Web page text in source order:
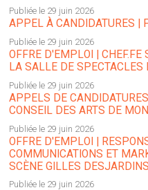
Publiée le 29 juin 2026
APPEL À CANDIDATURES |
Publiée le 29 juin 2026
OFFRE D'EMPLOI | CHEF.FE
LA SALLE DE SPECTACLES
Publiée le 29 juin 2026
APPELS DE
CONSEIL DES ARTS DE
Publiée le 29 juin 2026
OFFRE D'EMPLOI |
COMMUNICATIONS ET
SCÈNE GILLES DESJARDINS
Publiée le 29 juin 2026